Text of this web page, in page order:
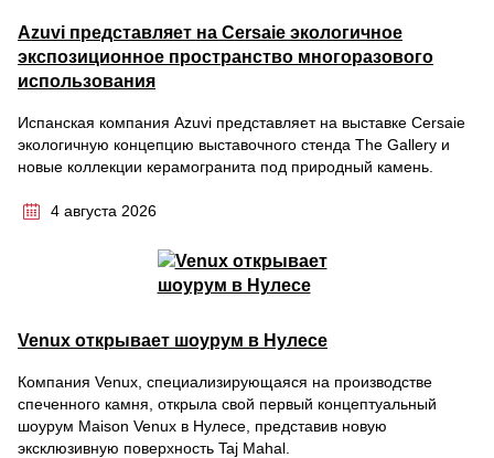
Azuvi представляет на Cersaie экологичное
экспозиционное пространство многоразового
использования
Испанская компания Azuvi представляет на выставке Cersaie
экологичную концепцию выставочного стенда The Gallery и
новые коллекции керамогранита под природный камень.
4 августа 2026
Venux открывает шоурум в Нулесе
Компания Venux, специализирующаяся на производстве
спеченного камня, открыла свой первый концептуальный
шоурум Maison Venux в Нулесе, представив новую
эксклюзивную поверхность Taj Mahal.